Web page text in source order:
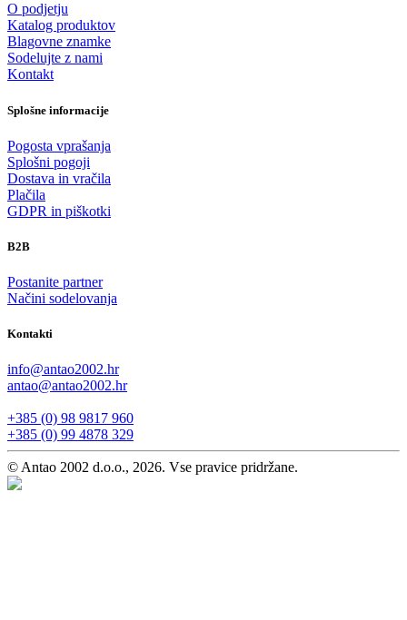
O podjetju
Katalog produktov
Blagovne znamke
Sodelujte z nami
Kontakt
Splošne informacije
Pogosta vprašanja
Splošni pogoji
Dostava in vračila
Plačila
GDPR in piškotki
B2B
Postanite partner
Načini sodelovanja
Kontakti
info@antao2002.hr
antao@antao2002.hr
+385 (0) 98 9817 960
+385 (0) 99 4878 329
© Antao 2002 d.o.o., 2026. Vse pravice pridržane.